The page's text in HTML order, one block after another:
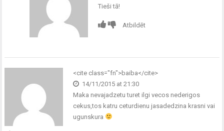
Tieši tā!
Atbildēt
<cite class="fn">baiba</cite>
14/11/2015 at 21:30
Maka nevajadzetu turet ilgi vecos nederigos
cekus,tos katru ceturdienu jasadedzina krasni vai
ugunskura